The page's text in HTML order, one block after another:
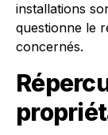
installations
questionne le
concernés.